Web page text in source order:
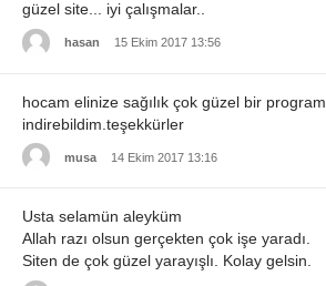
güzel site... iyi çalışmalar..
hasan 15 Ekim 2017 13:56
hocam elinize sağılık çok güzel bir program
indirebildim.teşekkürler
musa 14 Ekim 2017 13:16
Usta selamün aleyküm
Allah razı olsun gerçekten çok işe yaradı.
Siten de çok güzel yarayışlı. Kolay gelsin.